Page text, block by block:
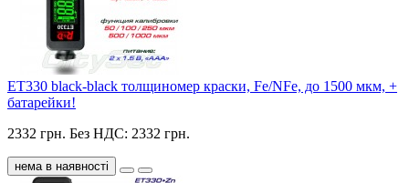
ET330 black-black толщиномер краски, Fe/NFe, до 1500 мкм, +
батарейки!
2332 грн. Без НДС: 2332 грн.
нема в наявності